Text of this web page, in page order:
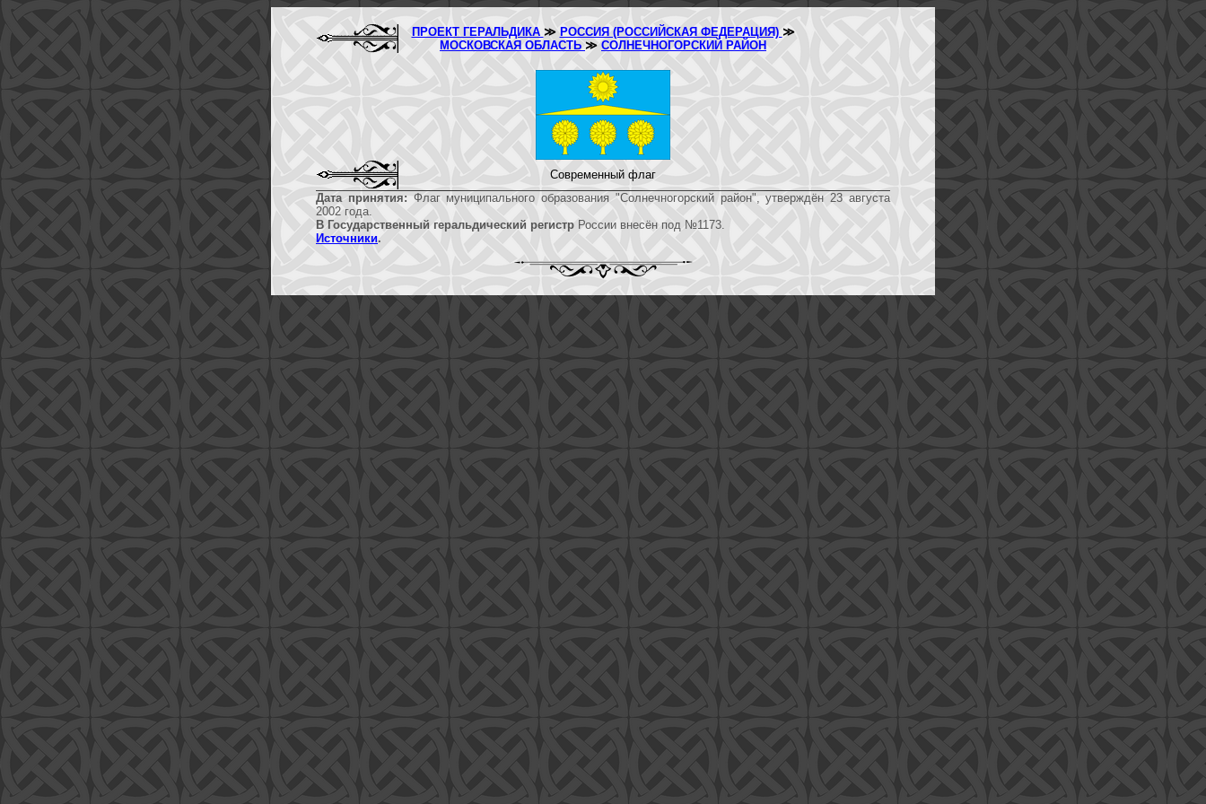
ПРОЕКТ ГЕРАЛЬДИКА ≫ РОССИЯ (РОССИЙСКАЯ ФЕДЕРАЦИЯ) ≫
МОСКОВСКАЯ ОБЛАСТЬ ≫ СОЛНЕЧНОГОРСКИЙ РАЙОН
Современный флаг
Дата принятия: Флаг муниципального образования "Солнечногорский район", утверждён 23 августа
2002 года.
В Государственный геральдический регистр России внесён под №1173.
Источники.